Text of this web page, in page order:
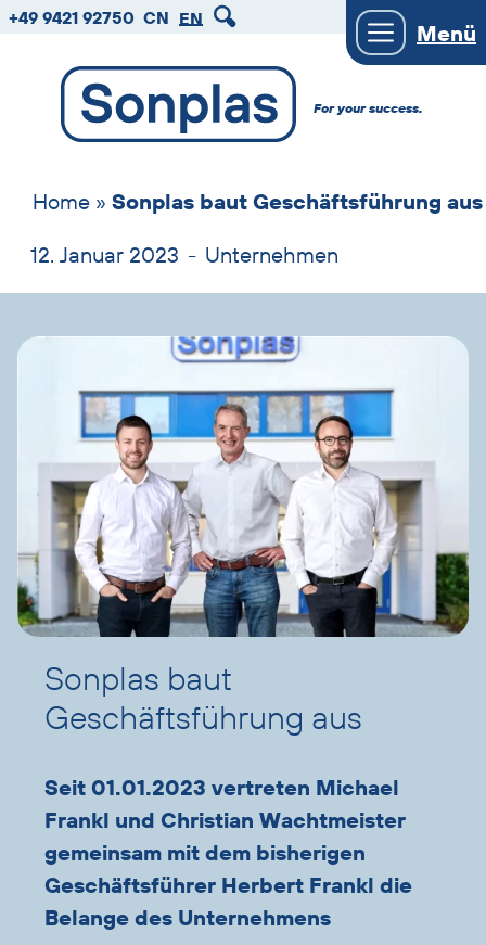
zum
zum
zum
+49 9421 92750 CN EN
For your success.
Menü
Home » Sonplas baut Geschäftsführung aus
12. Januar 2023 - Unternehmen
und
überspringen
Sonplas baut
Geschäftsführung aus
Seit 01.01.2023 vertreten Michael
Frankl und Christian Wachtmeister
gemeinsam mit dem bisherigen
Geschäftsführer Herbert Frankl die
Belange des Unternehmens